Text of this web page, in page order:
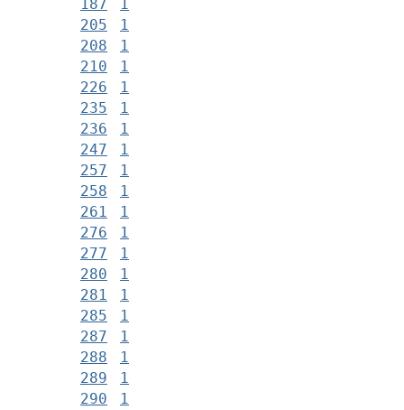
187
1
205
1
208
1
210
1
226
1
235
1
236
1
247
1
257
1
258
1
261
1
276
1
277
1
280
1
281
1
285
1
287
1
288
1
289
1
290
1